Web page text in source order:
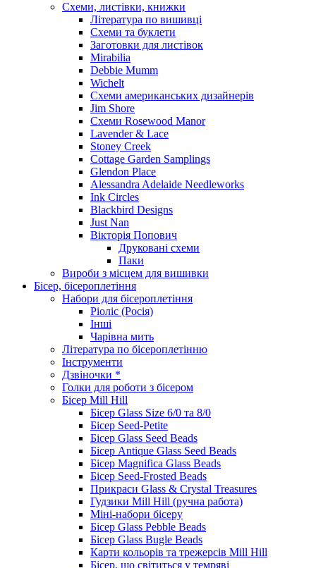
Схеми, листівки, книжки
Література по вишивці
Схеми та буклети
Заготовки для листівок
Mirabilia
Debbie Mumm
Wichelt
Схеми американських дизайнерів
Jim Shore
Cхеми Rosewood Manor
Lavender & Lace
Stoney Creek
Cottage Garden Samplings
Glendon Place
Alessandra Adelaide Needleworks
Ink Circles
Blackbird Designs
Just Nan
Вікторія Попович
Друковані схеми
Паки
Вироби з місцем для вишивки
Бісер, бісероплетіння
Набори для бісероплетіння
Ріоліс (Росія)
Інші
Чарівна мить
Література по бісероплетінню
Інструменти
Дзвіночки *
Голки для роботи з бісером
Бісер Mill Hill
Бісер Glass Size 6/0 та 8/0
Бісер Seed-Petite
Бісер Glass Seed Beads
Бісер Antique Glass Seed Beads
Бісер Magnifica Glass Beads
Бісер Seed-Frosted Beads
Прикраси Glass & Crystal Treasures
Гудзики Mill Hill (ручна работа)
Міні-набори бісеру
Бісер Glass Pebble Beads
Бісер Glass Bugle Beads
Карти кольорів та трежерсів Mill Hill
Бісер, що світиться у темряві